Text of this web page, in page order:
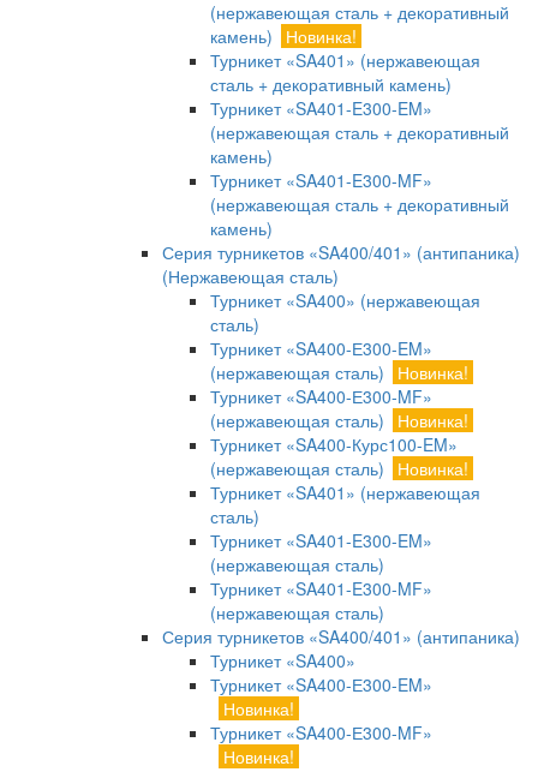
(нержавеющая сталь + декоративный
камень)
Новинка!
Турникет «SA401» (нержавеющая
сталь + декоративный камень)
Турникет «SA401-E300-EM»
(нержавеющая сталь + декоративный
камень)
Турникет «SA401-E300-MF»
(нержавеющая сталь + декоративный
камень)
Серия турникетов «SA400/401» (антипаника)
(Нержавеющая сталь)
Турникет «SA400» (нержавеющая
сталь)
Турникет «SA400-Е300-EM»
(нержавеющая сталь)
Новинка!
Турникет «SA400-Е300-MF»
(нержавеющая сталь)
Новинка!
Турникет «SA400-Курс100-EM»
(нержавеющая сталь)
Новинка!
Турникет «SA401» (нержавеющая
сталь)
Турникет «SA401-E300-EM»
(нержавеющая сталь)
Турникет «SA401-E300-MF»
(нержавеющая сталь)
Серия турникетов «SA400/401» (антипаника)
Турникет «SA400»
Турникет «SA400-Е300-EM»
Новинка!
Турникет «SA400-Е300-MF»
Новинка!